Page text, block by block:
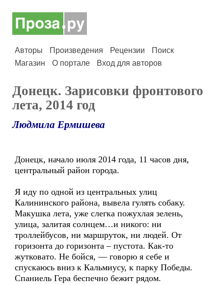
Авторы Произведения Рецензии
Поиск
Магазин
О портале Вход для авторов
Донецк. Зарисовки фронтового
лета, 2014 год
Людмила Ермишева
Донецк, начало июля 2014 года, 11 часов дня,
центральный район города.
Я иду по одной из центральных улиц
Калининского района, вывела гулять собаку.
Макушка лета, уже слегка пожухлая зелень,
улица, залитая солнцем…и никого: ни
троллейбусов, ни маршруток, ни людей. От
горизонта до горизонта – пустота. Как-то
жутковато. Не бойся, — говорю я себе и
спускаюсь вниз к Кальмиусу, к парку Победы.
Спаниель Гера беспечно бежит рядом.